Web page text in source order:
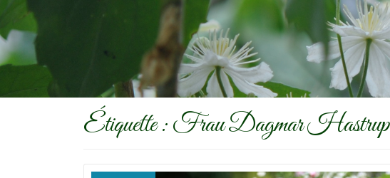
Étiquette :Frau Dagmar Hastrup